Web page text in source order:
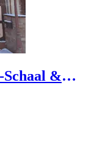
Schaal &